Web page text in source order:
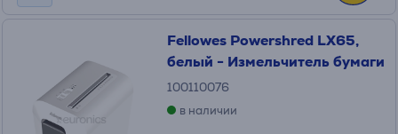
Fellowes Powershred LX65,
белый - Измельчитель бумаги
100110076
в наличии